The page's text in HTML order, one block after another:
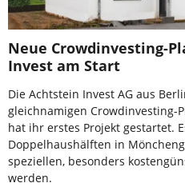
Neue Crowdinvesting-
Invest am Start
Die Achtstein Invest AG aus
gleichnamigen
hat ihr erstes Projekt gestartet.
Doppelhaushälften in
speziellen, besonders
werden.